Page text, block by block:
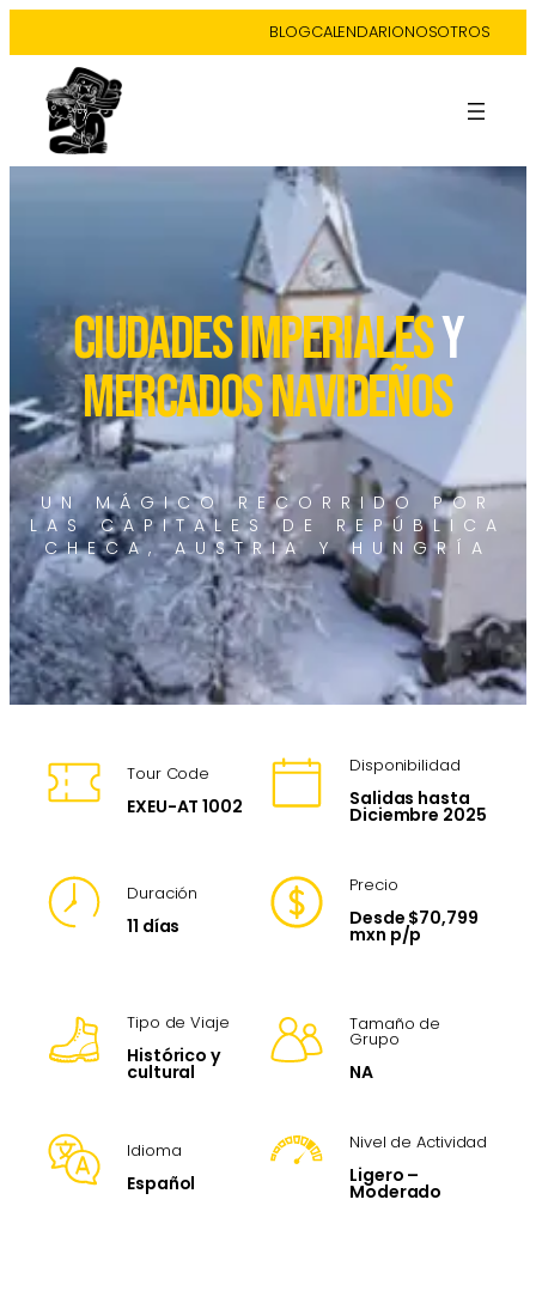
BLOGCALENDARIONOSOTROS
CIUDADES IMPERIALESY
MERCADOS NAVIDEÑOS
UN MÁGICO RECORRIDO POR
LAS CAPITALES DE REPÚBLICA
CHECA, AUSTRIA Y HUNGRÍA
Tour Code
EXEU-AT 1002
Disponibilidad
Salidas hasta
Diciembre 2025
Duración
11 días
Precio
Desde $70,799
mxn p/p
Tipo de Viaje
Histórico y
cultural
Tamaño de
Grupo
NA
Idioma
Español
Nivel de Actividad
Ligero –
Moderado